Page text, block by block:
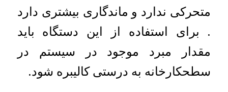
متحرکی ندارد و ماندگاری بیشتری دارد
. برای استفاده از این دستگاه باید
مقدار مبرد موجود در سیستم در
سطحکارخانه به درستی کالیبره شود.